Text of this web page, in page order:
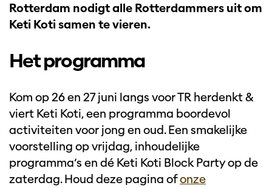
Rotterdam nodigt alle Rotterdammers uit om
Keti Koti samen te vieren.
Het programma
Kom op 26 en 27 juni langs voor TR herdenkt &
viert Keti Koti, een programma boordevol
activiteiten voor jong en oud. Een smakelijke
voorstelling op vrijdag, inhoudelijke
programma’s en dé Keti Koti Block Party op de
zaterdag. Houd deze pagina ofonze